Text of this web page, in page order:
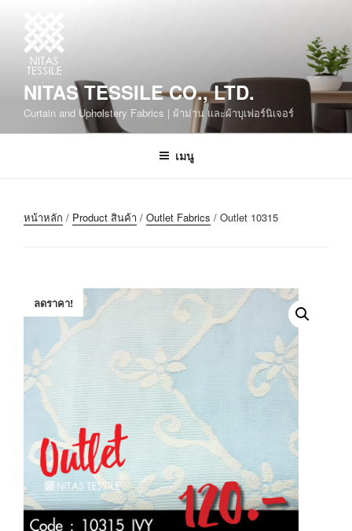
NITAS TESSILE CO., LTD.
Curtain and Upholstery Fabrics | ผ้าม่าน และผ้าบุเฟอร์นิเจอร์
เมนู
หน้าหลัก / Product สินค้า / Outlet Fabrics / Outlet 10315
ลดราคา!